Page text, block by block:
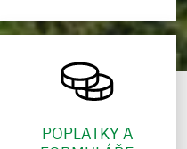
POPLATKY A